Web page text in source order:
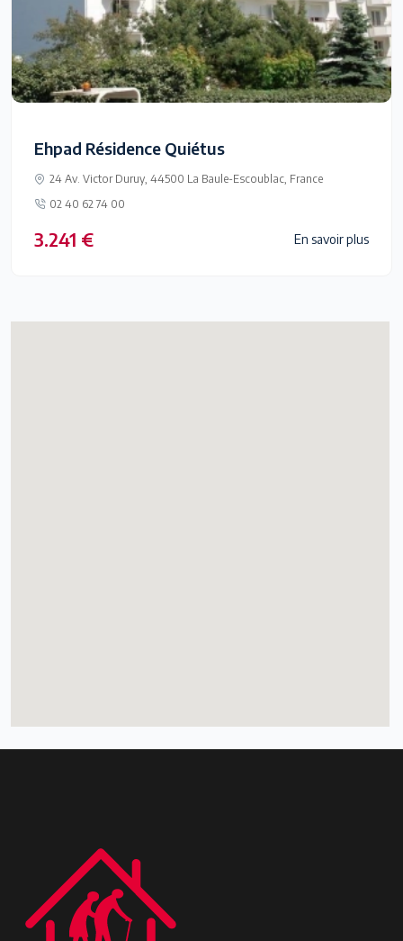
Ehpad Résidence Quiétus
24 Av. Victor Duruy, 44500 La Baule-Escoublac, France
02 40 62 74 00
3.241 € En savoir plus